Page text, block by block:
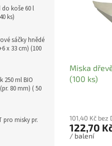
koše 60 l
ks)
sáčky hnědé
x 33 cm) (100
250 ml BIO
80 mm) ( 50
pro misky pr.
Miska
(100 ks)
101,40 Kč bez
122,70
/ balení